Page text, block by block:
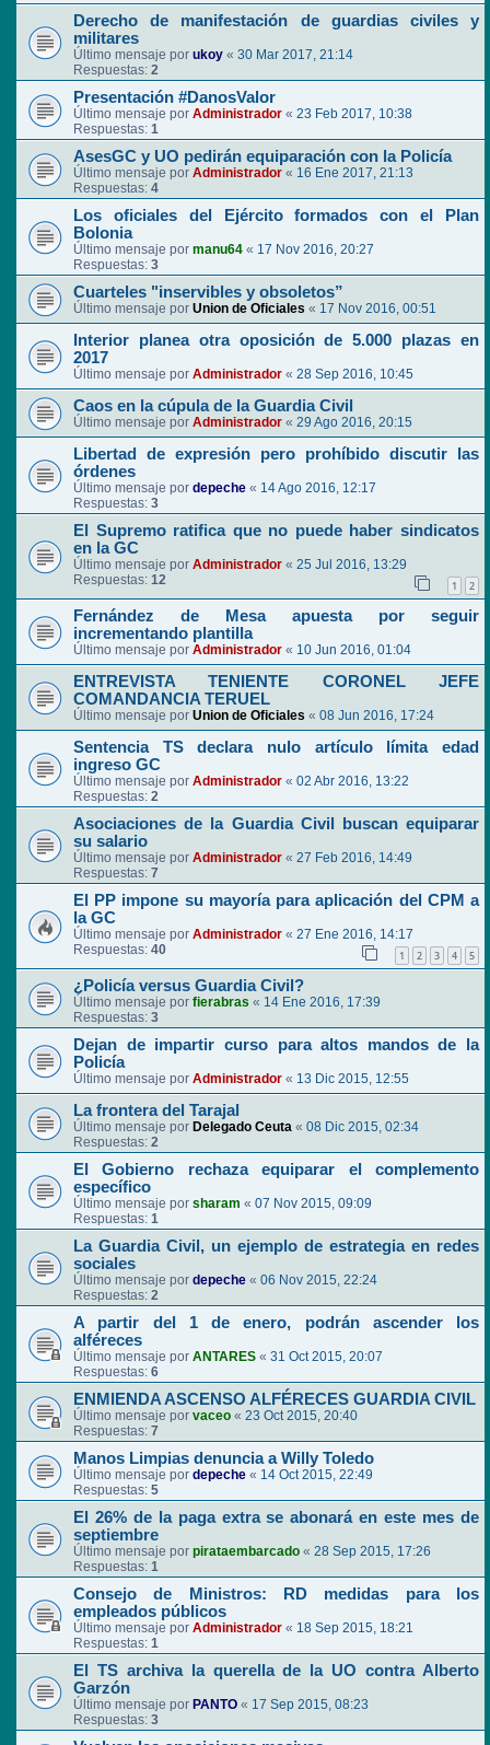
Derecho de manifestación de guardias civiles y
militares
Último mensaje por ukoy « 30 Mar 2017, 21:14
Respuestas: 2
Presentación #DanosValor
Último mensaje por Administrador « 23 Feb 2017, 10:38
Respuestas: 1
AsesGC y UO pedirán equiparación con la Policía
Último mensaje por Administrador « 16 Ene 2017, 21:13
Respuestas: 4
Los oficiales del Ejército formados con el Plan
Bolonia
Último mensaje por manu64 « 17 Nov 2016, 20:27
Respuestas: 3
Cuarteles "inservibles y obsoletos”
Último mensaje por Union de Oficiales « 17 Nov 2016, 00:51
Interior planea otra oposición de 5.000 plazas en
2017
Último mensaje por Administrador « 28 Sep 2016, 10:45
Caos en la cúpula de la Guardia Civil
Último mensaje por Administrador « 29 Ago 2016, 20:15
Libertad de expresión pero prohíbido discutir las
órdenes
Último mensaje por depeche « 14 Ago 2016, 12:17
Respuestas: 3
El Supremo ratifica que no puede haber sindicatos
en la GC
Último mensaje por Administrador « 25 Jul 2016, 13:29
Respuestas: 12 1 2
Fernández de Mesa apuesta por seguir
incrementando plantilla
Último mensaje por Administrador « 10 Jun 2016, 01:04
ENTREVISTA TENIENTE CORONEL JEFE
COMANDANCIA TERUEL
Último mensaje por Union de Oficiales « 08 Jun 2016, 17:24
Sentencia TS declara nulo artículo límita edad
ingreso GC
Último mensaje por Administrador « 02 Abr 2016, 13:22
Respuestas: 2
Asociaciones de la Guardia Civil buscan equiparar
su salario
Último mensaje por Administrador « 27 Feb 2016, 14:49
Respuestas: 7
El PP impone su mayoría para aplicación del CPM a
la GC
Último mensaje por Administrador « 27 Ene 2016, 14:17
Respuestas: 40 1 2 3 4 5
¿Policía versus Guardia Civil?
Último mensaje por fierabras « 14 Ene 2016, 17:39
Respuestas: 3
Dejan de impartir curso para altos mandos de la
Policía
Último mensaje por Administrador « 13 Dic 2015, 12:55
La frontera del Tarajal
Último mensaje por Delegado Ceuta « 08 Dic 2015, 02:34
Respuestas: 2
El Gobierno rechaza equiparar el complemento
específico
Último mensaje por sharam « 07 Nov 2015, 09:09
Respuestas: 1
La Guardia Civil, un ejemplo de estrategia en redes
sociales
Último mensaje por depeche « 06 Nov 2015, 22:24
Respuestas: 2
A partir del 1 de enero, podrán ascender los
alféreces
Último mensaje por ANTARES « 31 Oct 2015, 20:07
Respuestas: 6
ENMIENDA ASCENSO ALFÉRECES GUARDIA CIVIL
Último mensaje por vaceo « 23 Oct 2015, 20:40
Respuestas: 7
Manos Limpias denuncia a Willy Toledo
Último mensaje por depeche « 14 Oct 2015, 22:49
Respuestas: 5
El 26% de la paga extra se abonará en este mes de
septiembre
Último mensaje por pirataembarcado « 28 Sep 2015, 17:26
Respuestas: 1
Consejo de Ministros: RD medidas para los
empleados públicos
Último mensaje por Administrador « 18 Sep 2015, 18:21
Respuestas: 1
El TS archiva la querella de la UO contra Alberto
Garzón
Último mensaje por PANTO « 17 Sep 2015, 08:23
Respuestas: 3